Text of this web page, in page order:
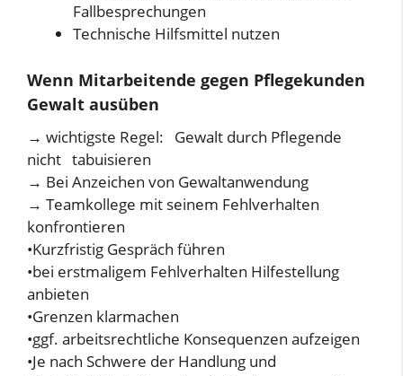
Fallbesprechungen
Technische Hilfsmittel nutzen
Wenn Mitarbeitende gegen Pflegekunden
Gewalt ausüben
→ wichtigste Regel: Gewalt durch Pflegende
nicht tabuisieren
→ Bei Anzeichen von Gewaltanwendung
→ Teamkollege mit seinem Fehlverhalten
konfrontieren
•Kurzfristig Gespräch führen
•bei erstmaligem Fehlverhalten Hilfestellung
anbieten
•Grenzen klarmachen
•ggf. arbeitsrechtliche Konsequenzen aufzeigen
•Je nach Schwere der Handlung und